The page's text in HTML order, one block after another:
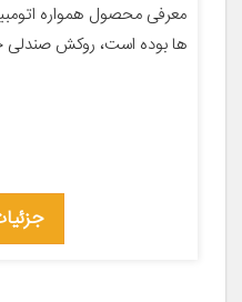
معرفی محصول همواره
ها بوده است، روکش صندلی